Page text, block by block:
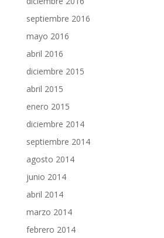
septiembre 2016
mayo 2016
abril 2016
diciembre 2015
abril 2015
enero 2015
diciembre 2014
septiembre 2014
agosto 2014
junio 2014
abril 2014
marzo 2014
febrero 2014